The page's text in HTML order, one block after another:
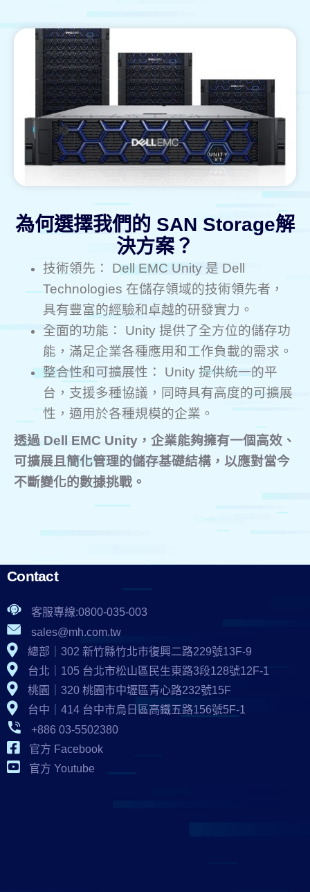
為何選擇我們的 SAN Storage解
決方案？
技術領先： Dell EMC Unity 是 Dell
Technologies 在儲存領域的技術領先者，
具有豐富的經驗和卓越的研發實力。
全面的功能： Unity 提供了全方位的儲存功
能，滿足企業各種應用和工作負載的需求。
整合性和可擴展性： Unity 提供統一的平
台，支援多種協議，同時具有高度的可擴展
性，適用於各種規模的企業。
透過 Dell EMC Unity，企業能夠擁有一個高效、
可擴展且簡化管理的儲存基礎結構，以應對當今
不斷變化的數據挑戰。
Contact
客服專線:0800-035-003
sales@mh.com.tw
總部｜302 新竹縣竹北市復興二路229號13F-9
台北｜105 台北市松山區民生東路3段128號12F-1
桃園｜320 桃園市中壢區青心路232號15F
台中｜414 台中市烏日區高鐵五路156號5F-1
+886 03-5502380
官方 Facebook
官方 Youtube